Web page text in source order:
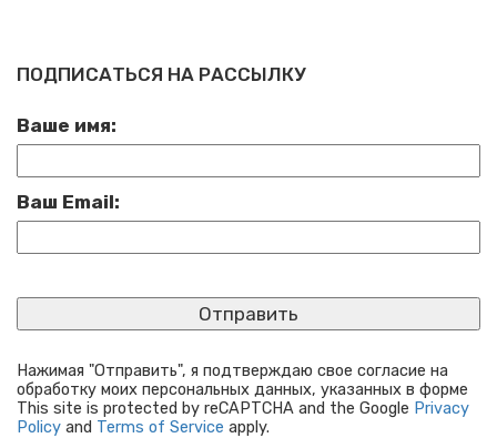
ПОДПИСАТЬСЯ НА РАССЫЛКУ
Ваше имя:
Ваш Email:
Нажимая "Отправить", я подтверждаю свое согласие на
обработку моих персональных данных, указанных в форме
This site is protected by reCAPTCHA and the Google Privacy
Policy and Terms of Service apply.